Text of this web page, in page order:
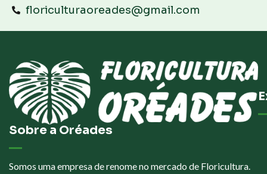
floriculturaoreades@gmail.com
Sobre a Oréades
Somos uma empresa de renome no mercado de Floricultura.